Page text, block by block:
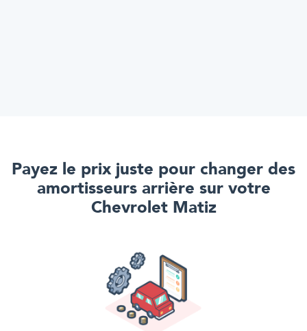
Payez le prix juste pour changer des
amortisseurs arrière sur votre
Chevrolet Matiz